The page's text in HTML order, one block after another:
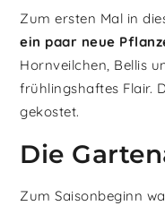
Zum ersten Mal in
ein paar neue
Hornveilchen, Bellis
frühlingshaftes Flair.
gekostet.
Die
Zum Saisonbeginn